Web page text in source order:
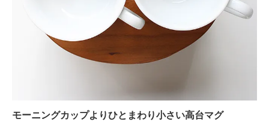
モーニングカップよりひとまわり小さい高台マグ